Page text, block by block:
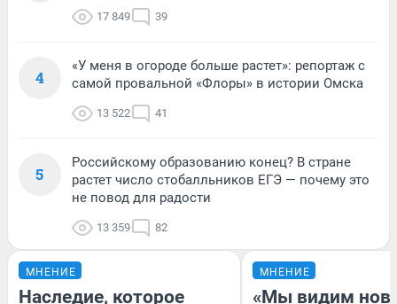
17 849 39
4
«У меня в огороде больше растет»: репортаж с
самой провальной «Флоры» в истории Омска
13 522 41
5
Российскому образованию конец? В стране
растет число стобалльников ЕГЭ — почему это
не повод для радости
13 359 82
МНЕНИЕ
Наследие, которое
МНЕНИЕ
«Мы видим